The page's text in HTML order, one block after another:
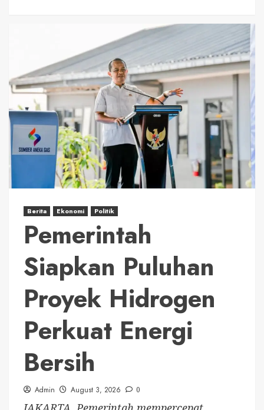
Berita Ekonomi Politik
Pemerintah
Siapkan Puluhan
Proyek Hidrogen
Perkuat Energi
Bersih
Admin August 3, 2026 0